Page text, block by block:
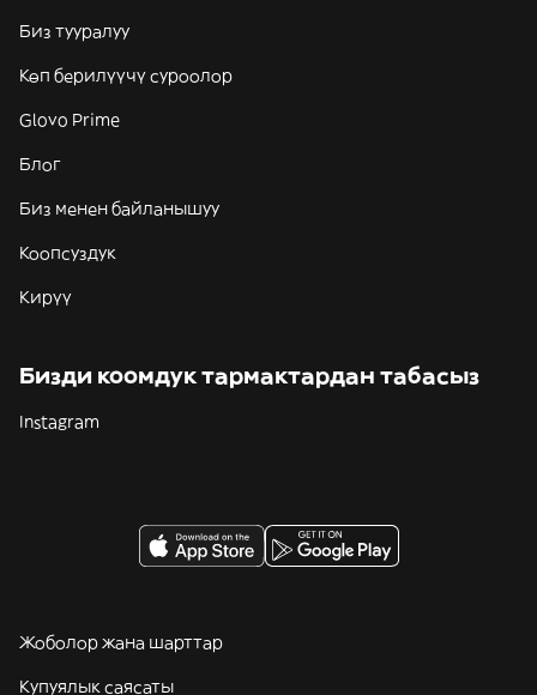
Биз тууралуу
Көп берилүүчү суроолор
Glovo Prime
Блог
Биз менен байланышуу
Коопсуздук
Кирүү
Бизди коомдук тармактардан табасыз
Instagram
Жоболор жана шарттар
Купуялык саясаты